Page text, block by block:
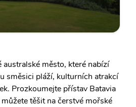
australské město, které nabízí
směsici pláží, kulturních atrakcí
Prozkoumejte přístav Batavia
těšit na čerstvé mořské